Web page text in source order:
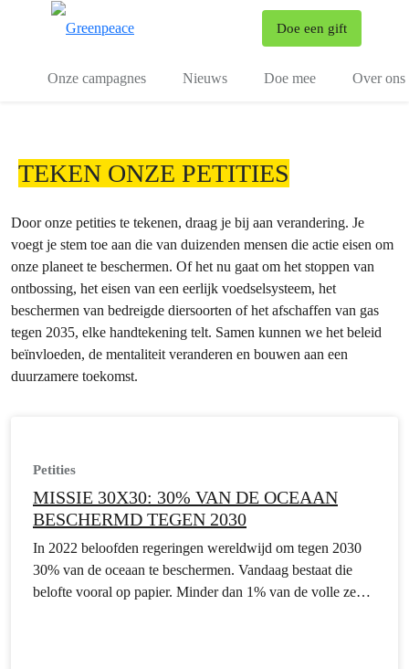
Doe een gift
Onze campagnes Nieuws Doe mee Over ons
TEKEN ONZE PETITIES
Door onze petities te tekenen, draag je bij aan verandering. Je
voegt je stem toe aan die van duizenden mensen die actie eisen om
onze planeet te beschermen. Of het nu gaat om het stoppen van
ontbossing, het eisen van een eerlijk voedselsysteem, het
beschermen van bedreigde diersoorten of het afschaffen van gas
tegen 2035, elke handtekening telt. Samen kunnen we het beleid
beïnvloeden, de mentaliteit veranderen en bouwen aan een
duurzamere toekomst.
Petities
MISSIE 30X30: 30% VAN DE OCEAAN
BESCHERMD TEGEN 2030
In 2022 beloofden regeringen wereldwijd om tegen 2030
30% van de oceaan te beschermen. Vandaag bestaat die
belofte vooral op papier. Minder dan 1% van de volle zee is